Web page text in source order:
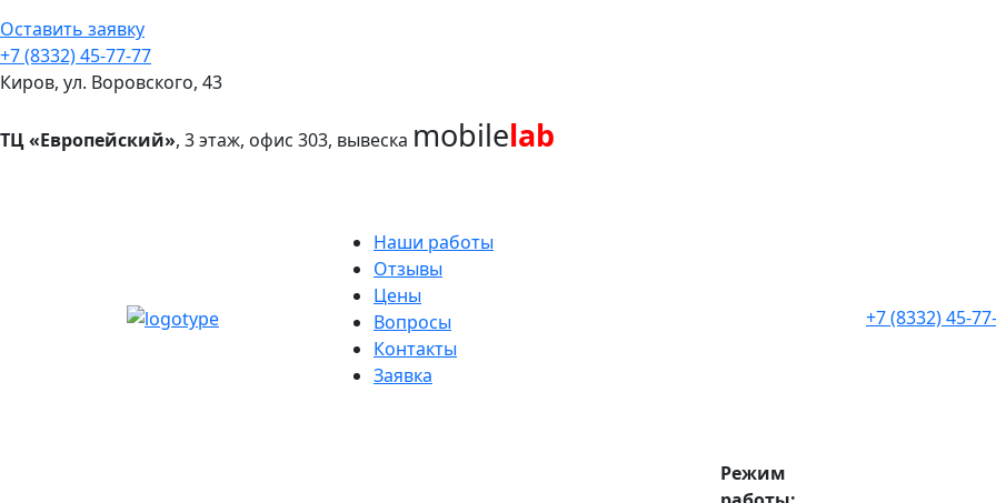
Оставить заявку
+7 (8332) 45-77-77
Киров, ул. Воровского, 43
ТЦ «Европейский», 3 этаж, офис 303, вывеска mobilelab
Наши работы
Отзывы
Цены
Вопросы
Контакты
Заявка
+7 (8332) 45-
Режим